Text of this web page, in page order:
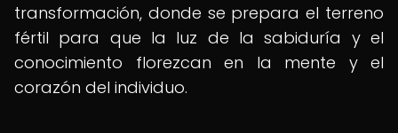
transformación, donde se prepara el terreno
fértil para que la luz de la sabiduría y el
conocimiento florezcan en la mente y el
corazón del individuo.